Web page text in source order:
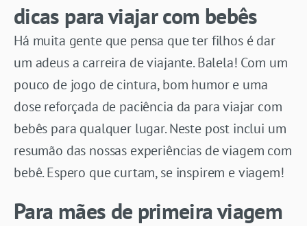
dicas para viajar com bebês
Há muita gente que pensa que ter filhos é dar
um adeus a carreira de viajante. Balela! Com um
pouco de jogo de cintura, bom humor e uma
dose reforçada de paciência da para viajar com
bebês para qualquer lugar. Neste post inclui um
resumão das nossas experiências de viagem com
bebê. Espero que curtam, se inspirem e viagem!
Para mães de primeira viagem